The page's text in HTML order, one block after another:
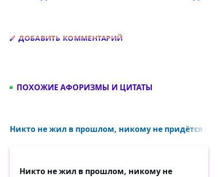
ДОБАВИТЬ КОММЕНТАРИЙ
ПОХОЖИЕ АФОРИЗМЫ И ЦИТАТЫ
Никто не жил в прошлом, никому не придётся
Никто не жил в прошлом, никому не